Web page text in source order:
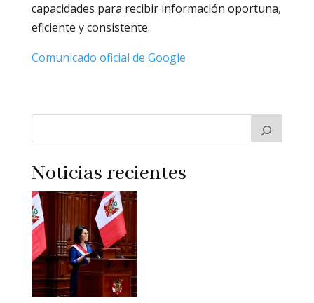
capacidades para recibir información oportuna,
eficiente y consistente.
Comunicado oficial de Google
Noticias recientes